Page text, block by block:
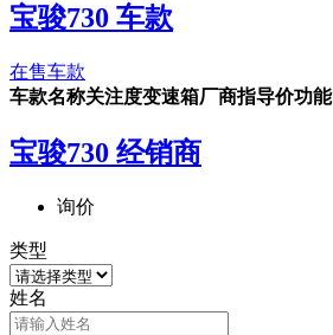
宝骏730 车款
在售车款
车款名称关注度变速箱厂商指导价功能
宝骏730 经销商
询价
类型
姓名